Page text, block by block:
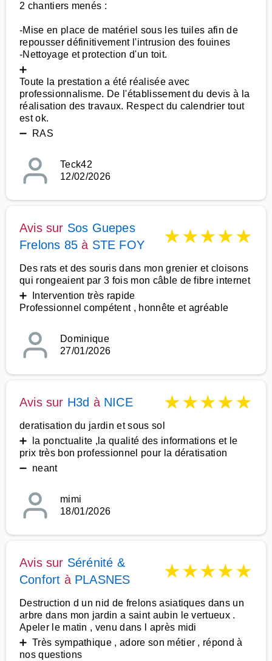
2 chantiers menés :
-Mise en place de matériel sous les tuiles afin de
repousser définitivement l'intrusion des fouines
-Nettoyage et protection d'un toit.
➕
Toute la prestation a été réalisée avec
professionnalisme. De l'établissement du devis à la
réalisation des travaux. Respect du calendrier tout
est ok.
➖ RAS
Teck42
12/02/2026
Avis sur Sos Guepes
Frelons 85 à STE FOY ★★★★★
Des rats et des souris dans mon grenier et cloisons
qui rongeaient par 3 fois mon câble de fibre internet
➕ Intervention très rapide
Professionnel compétent , honnête et agréable
Dominique
27/01/2026
Avis sur H3d à NICE ★★★★★
deratisation du jardin et sous sol
➕ la ponctualite ,la qualité des informations et le
prix très bon professionnel pour la dératisation
➖ neant
mimi
18/01/2026
Avis sur Sérénité &
Confort à PLASNES ★★★★★
Destruction d un nid de frelons asiatiques dans un
arbre dans mon jardin a saint aubin le vertueux .
Apeler le matin , venu dans l après midi
➕ Très sympathique , adore son métier , répond à
nos questions